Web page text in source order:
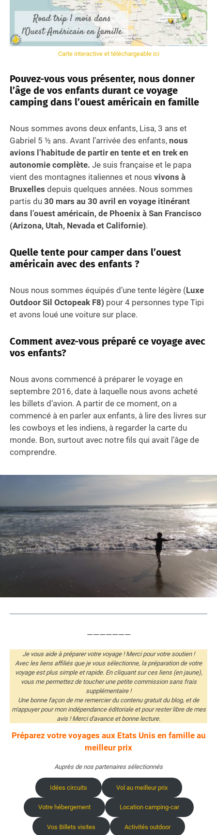
Carte interactive et téléchargeable ici
Pouvez-vous vous présenter, nous donner
l’âge de vos enfants durant ce voyage
camping dans l’ouest américain en famille
Nous sommes avons deux enfants, Lisa, 3 ans et
Gabriel 5 ½ ans. Avant l’arrivée des enfants, nous
avions l’habitude de partir en tente et en trek en
autonomie complète. Je suis française et le papa
vient des montagnes italiennes et nous vivons à
Bruxelles depuis quelques années. Nous sommes
partis du 30 mars au 30 avril en voyage itinérant
dans l’ouest américain, de Phoenix à San Francisco
(Arizona, Utah, Nevada et Californie).
Quelle tente pour camper dans l’ouest
américain avec des enfants ?
Nous nous sommes équipés d’une tente légère (Luxe
Outdoor Sil Octopeak F8) pour 4 personnes type Tipi
et avons loué une voiture sur place.
Comment avez-vous préparé ce voyage avec
vos enfants?
Nous avons commencé à préparer le voyage en
septembre 2016, date à laquelle nous avons acheté
les billets d’avion. A partir de ce moment, on a
commencé à en parler aux enfants, à lire des livres sur
les cowboys et les indiens, à regarder la carte du
monde. Bon, surtout avec notre fils qui avait l’âge de
comprendre.
———————
Je vous aide à préparer votre voyage ! Merci pour votre soutien !
Avec les liens affiliés que je vous sélectionne, la préparation de votre
voyage est plus simple et rapide. En cliquant sur ces liens (en jaune),
vous me permettez de toucher une petite commission sans frais
supplémentaire !
Une bonne façon de me remercier du contenu gratuit du blog, et de
m'appuyer pour mon indépendance éditoriale et pour rester libre de mes
avis ! Merci d'avance et bonne lecture.
Préparez votre voyages aux Etats Unis en famille au
meilleur prix
Auprès de nos partenaires sélectionnés
Idées circuits Vol au meilleur prix
Votre hébergement Location camping-car
Vos Billets visites Activités outdoor